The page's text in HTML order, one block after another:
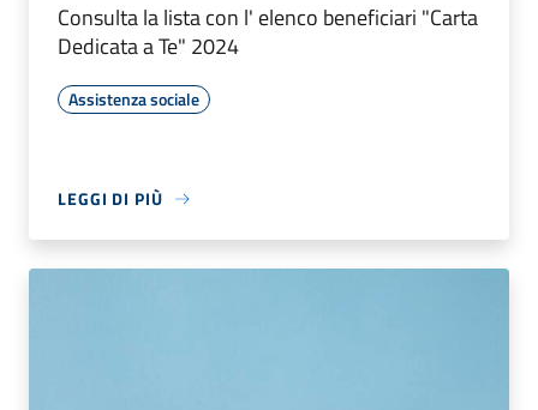
Consulta la lista con l' elenco beneficiari "Carta
Dedicata a Te" 2024
Assistenza sociale
LEGGI DI PIÙ